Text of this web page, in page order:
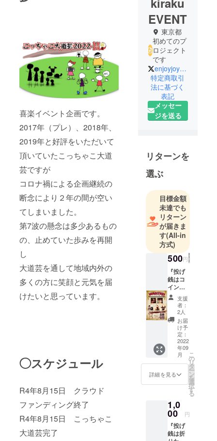
喜楽イベント企画です。
2017年（プレ）、2018年、
2019年と好評をいただいて
頂いていたこっちゃこ大道
芸ですが
コロナ禍による企画継続の
断念により２年の間が空い
てしまいました。
第7波の懸念は多少あるもの
の、止めていた歩みを再開
し
大道芸を通して地域内外の
多くの方に笑顔と元気を届
けたいと思っています。
◯スケジュール
R4年8月15日 クラウド
ファンディング終了
R4年8月15日 こっちゃこ
大道芸完了
EVENT
東京都
初めてのプ
ロジェクト
です
enjoyjoy_busker
特定商取引
法に基づく
表記
メッセー
ジを送る
リターンを
選ぶ
目標金額
未達でも
リターン
が届きま
す(All-in
方式)
500円
『投げ
銭はコ
イン
で！』
・お礼
のメッ
セージ
メール
こっ
ちゃこ
大道芸
当日に
芸人コ
ラボの
スペ
シャル
ビーを
撮影 支
援者だ
けにお
届けし
支援
者：
2人
お届
け予
定：
2022
年09
月
詳細を見る
こ
の
リ
タ
ー
ン
を
選
択
す
る
1,0
00 円
『投げ
銭は折